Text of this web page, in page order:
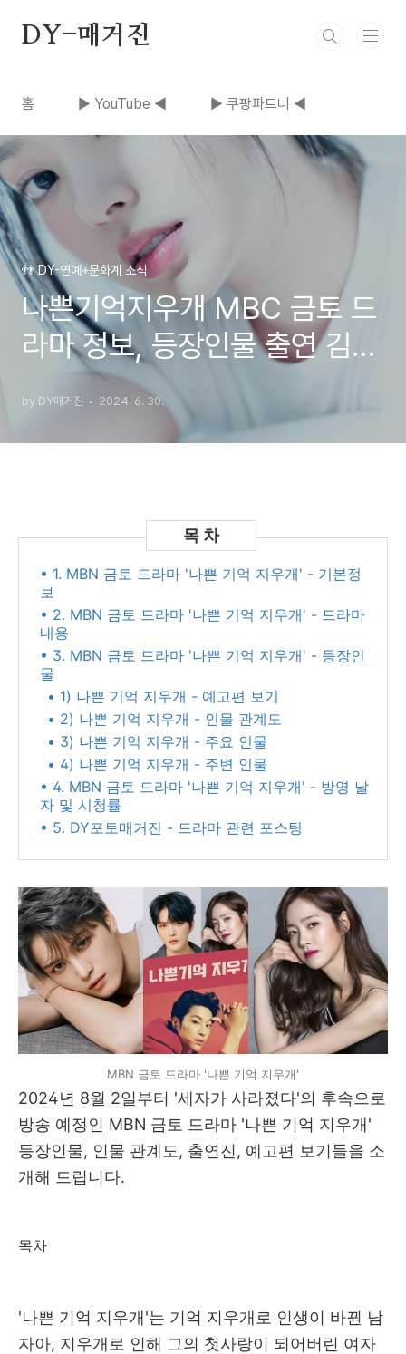
DY-매거진
홈 ▶ YouTube ◀ ▶ 쿠팡파트너 ◀
👬 DY-연예+문화계 소식
나쁜기억지우개 MBC 금토 드
라마 정보, 등장인물 출연 김재
중 진세연 인물관계도 | 세자가
사라졌다 후속 드라마, 드라마
by DY매거진 2024. 6. 30.
• 1. MBN 금토 드라마 '나쁜 기억 지우개' - 기본정
보
• 2. MBN 금토 드라마 '나쁜 기억 지우개' - 드라마
내용
• 3. MBN 금토 드라마 '나쁜 기억 지우개' - 등장인
물
• 1) 나쁜 기억 지우개 - 예고편 보기
• 2) 나쁜 기억 지우개 - 인물 관계도
• 3) 나쁜 기억 지우개 - 주요 인물
• 4) 나쁜 기억 지우개 - 주변 인물
• 4. MBN 금토 드라마 '나쁜 기억 지우개' - 방영 날
자 및 시청률
• 5. DY포토매거진 - 드라마 관련 포스팅
MBN 금토 드라마 '나쁜 기억 지우개'
2024년 8월 2일부터 '세자가 사라졌다'의 후속으로
방송 예정인 MBN 금토 드라마 '나쁜 기억 지우개'
등장인물, 인물 관계도, 출연진, 예고편 보기들을 소
개해 드립니다.
목차
'나쁜 기억 지우개'는 기억 지우개로 인생이 바꿘 남
자아, 지우개로 인해 그의 첫사랑이 되어버린 여자